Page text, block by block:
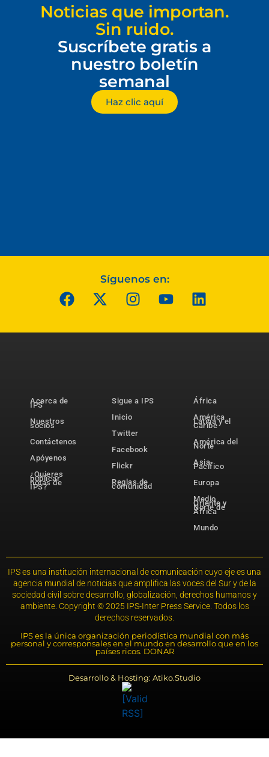
Noticias que importan.
Sin ruido.
Suscríbete gratis a
nuestro boletín
semanal
Haz clic aquí
Síguenos en:
Acerca de
IPS
Nuestros
socios
Contáctenos
Apóyenos
¿Quieres
publicar
notas de
IPS?
Sigue a IPS
Inicio
Twitter
Facebook
Flickr
Reglas de
comunidad
África
América
Latina y el
Caribe
América del
Norte
Asia-
Pacífico
Europa
Medio
Oriente y
Norte de
África
Mundo
IPS es una institución internacional de comunicación cuyo eje es una
agencia mundial de noticias que amplifica las voces del Sur y de la
sociedad civil sobre desarrollo, globalización, derechos humanos y
ambiente. Copyright © 2025 IPS-Inter Press Service. Todos los
derechos reservados.
IPS es la única organización periodística mundial con más
personal y corresponsales en el mundo en desarrollo que en los
países ricos. DONAR
Desarrollo & Hosting: Atiko.Studio